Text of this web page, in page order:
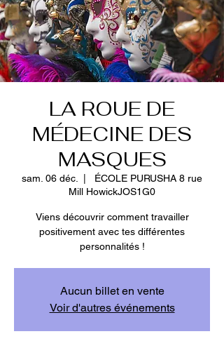
LA ROUE DE
MÉDECINE DES
MASQUES
sam. 06 déc.
ÉCOLE PURUSHA 8 rue
Mill HowickJOS1G0
Viens découvrir comment travailler
positivement avec tes différentes
personnalités !
Aucun billet en vente
Voir d'autres événements